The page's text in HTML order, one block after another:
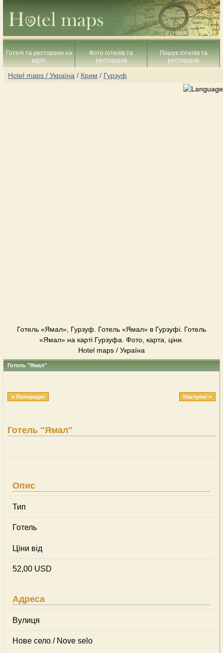
Готелі та ресторани на
карті
Фото готелів та
ресторанів
Пошук готелів та
ресторанів
Hotel maps / Україна / Крим / Гурзуф
Готель «Ямал», Гурзуф. Готель «Ямал» в Гурзуфі. Готель
«Ямал» на карті Гурзуфа. Фото, карта, ціни.
Hotel maps / Україна
Готель "Ямал"
« Попередні Наступні »
Готель "Ямал"
Опис
Тип
Готель
Ціни від
52,00 USD
Адреса
Вулиця
Нове село / Nove selo